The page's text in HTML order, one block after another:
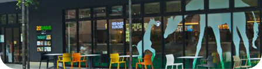
総合案内
動物園 植物園
再生プラン
東山動植物園
への支援